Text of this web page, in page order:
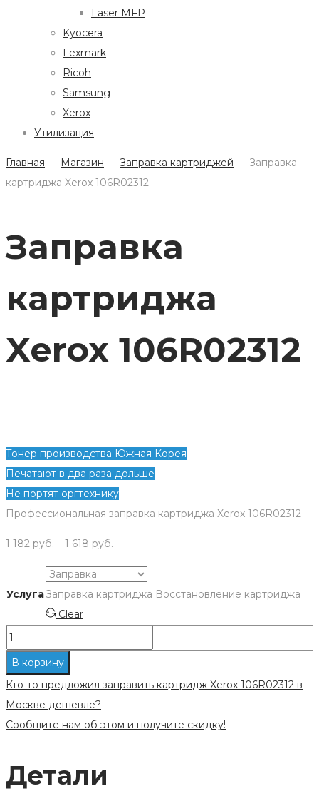
Laser MFP
Kyocera
Lexmark
Ricoh
Samsung
Xerox
Утилизация
Главная — Магазин — Заправка картриджей — Заправка
картриджа Xerox 106R02312
Заправка
картриджа
Xerox 106R02312
Тонер производства Южная Корея
Печатают в два раза дольше
Не портят оргтехнику
Профессиональная заправка картриджа Xerox 106R02312
1 182 руб. – 1 618 руб.
УслугаЗаправка картриджа Восстановление картриджа
Clear
Количество
Заправка
картриджа
В корзину
Кто-то предложил заправить картридж Xerox 106R02312 в
Москве дешевле?
Сообщите нам об этом и получите скидку!
Детали